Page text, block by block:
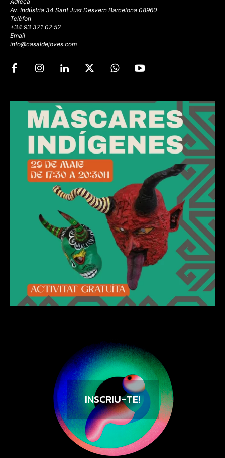
Av. Indústria 34 Sant Just Desvern Barcelona 08960
Telèfon
+34 93 371 02 52
Email
info@casaldejoves.com
INSCRIU-TE!